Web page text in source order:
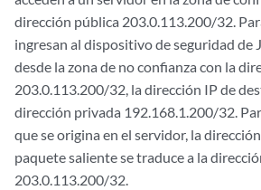
dirección pública 203.0.113.200/32.
ingresan al dispositivo de seguridad de
desde la zona de no confianza con la
203.0.113.200/32, la dirección IP de
dirección privada 192.168.1.200/32.
que se origina en el servidor, la
paquete saliente se traduce a la
203.0.113.200/32.